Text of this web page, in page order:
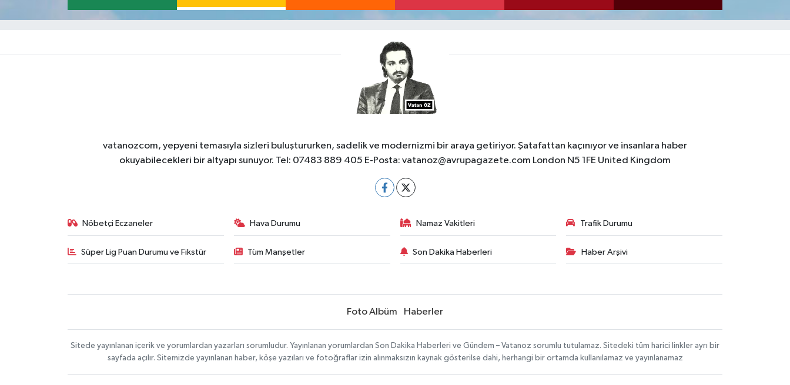
vatanozcom, yepyeni temasıyla sizleri buluştururken, sadelik ve modernizmi bir araya getiriyor. Şatafattan kaçınıyor ve insanlara haber
okuyabilecekleri bir altyapı sunuyor. Tel: 07483 889 405 E-Posta: vatanoz@avrupagazete.com London N5 1FE United Kingdom
Nöbetçi Eczaneler Hava Durumu Namaz Vakitleri Trafik Durumu
Süper Lig Puan Durumu ve Fikstür Tüm Manşetler Son Dakika Haberleri Haber Arşivi
Foto Albüm Haberler
Sitede yayınlanan içerik ve yorumlardan yazarları sorumludur. Yayınlanan yorumlardan Son Dakika Haberleri ve Gündem – Vatanoz sorumlu tutulamaz. Sitedeki tüm harici linkler ayrı bir
sayfada açılır. Sitemizde yayınlanan haber, köşe yazıları ve fotoğraflar izin alınmaksızın kaynak gösterilse dahi, herhangi bir ortamda kullanılamaz ve yayınlanamaz